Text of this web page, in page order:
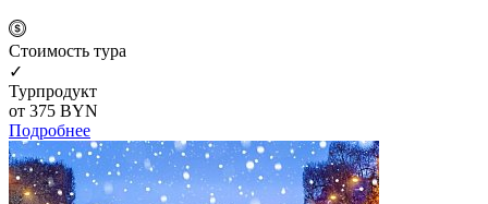
Cтоимость тура
✓
Турпродукт
от 375 BYN
Подробнее